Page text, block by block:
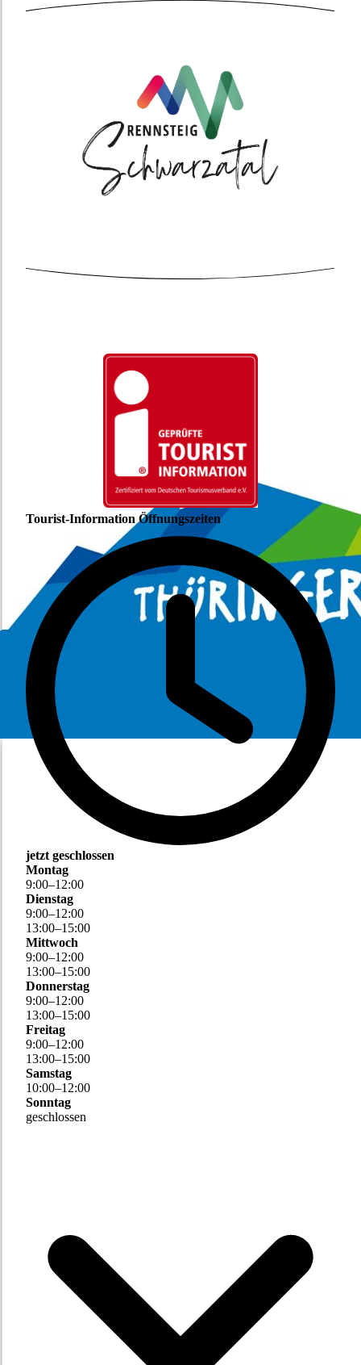
Tourist-Information Öffnungszeiten
jetzt geschlossen
Montag
9:00–12:00
Dienstag
9:00–12:00
13:00–15:00
Mittwoch
9:00–12:00
13:00–15:00
Donnerstag
9:00–12:00
13:00–15:00
Freitag
9:00–12:00
13:00–15:00
Samstag
10:00–12:00
Sonntag
geschlossen